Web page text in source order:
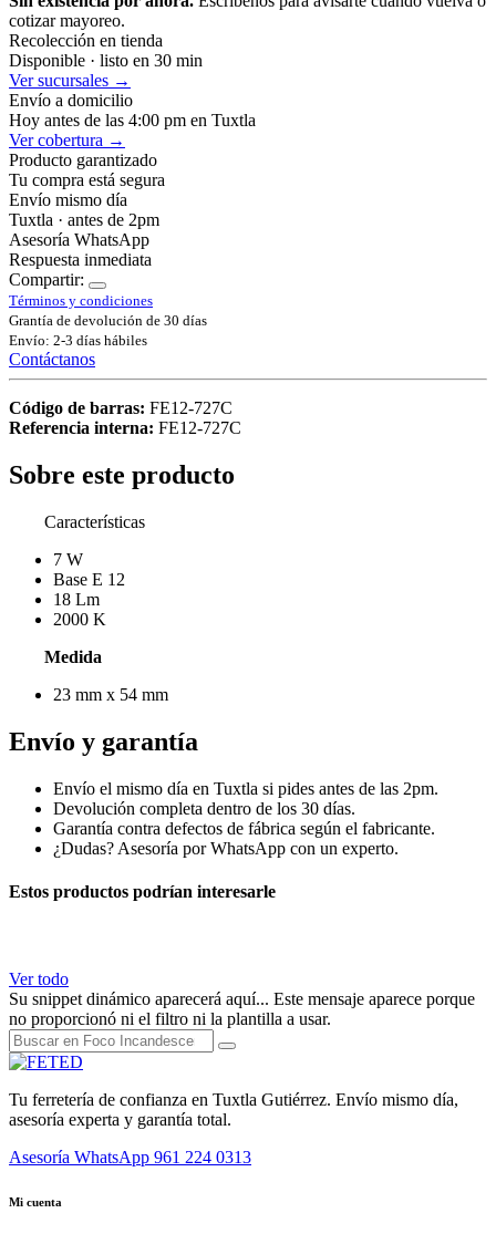
cotizar mayoreo.
Recolección en tienda
Disponible · listo en 30 min
Ver sucursales →
Envío a domicilio
Hoy antes de las 4:00 pm en Tuxtla
Ver cobertura →
Producto garantizado
Tu compra está segura
Envío mismo día
Tuxtla · antes de 2pm
Asesoría WhatsApp
Respuesta inmediata
Compartir:
Términos y condiciones
Grantía de devolución de 30 días
Envío: 2-3 días hábiles
Contáctanos
Código de barras: FE12-727C
Referencia interna: FE12-727C
Sobre este producto
Características
7 W
Base E 12
18 Lm
2000 K
Medida
23 mm x 54 mm
Envío y garantía
Envío el mismo día en Tuxtla si pides antes de las 2pm.
Devolución completa dentro de los 30 días.
Garantía contra defectos de fábrica según el fabricante.
¿Dudas? Asesoría por WhatsApp con un experto.
Estos productos podrían interesarle
Ver todo
Su snippet dinámico aparecerá aquí... Este mensaje aparece porque
no proporcionó ni el filtro ni la plantilla a usar.
Tu ferretería de confianza en Tuxtla Gutiérrez. Envío mismo día,
asesoría experta y garantía total.
Asesoría WhatsApp 961 224 0313
Mi cuenta